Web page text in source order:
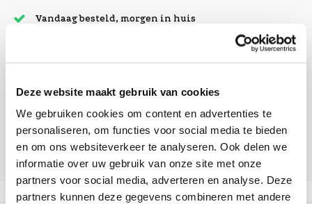
Deze website maakt gebruik van cookies
We gebruiken cookies om content en advertenties te
personaliseren, om functies voor social media te bieden
en om ons websiteverkeer te analyseren. Ook delen we
informatie over uw gebruik van onze site met onze
partners voor social media, adverteren en analyse. Deze
partners kunnen deze gegevens combineren met andere
Vandaag besteld, morgen in huis